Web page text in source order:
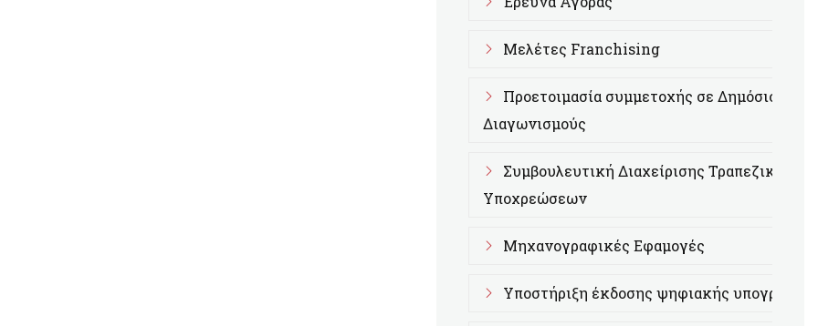
Μελέτες Franchising
Προετοιμασία συμμετοχής σε Δημόσιους
Διαγωνισμούς
Συμβουλευτική Διαχείρισης Τραπεζικών
Υποχρεώσεων
Μηχανογραφικές Εφαμογές
Υποστήριξη έκδοσης ψηφιακής υπογραφής